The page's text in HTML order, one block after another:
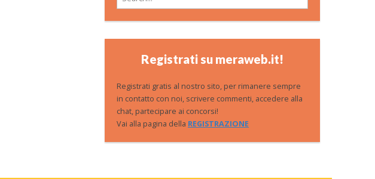
Registrati su meraweb.it!
Registrati gratis al nostro sito, per rimanere sempre
in contatto con noi, scrivere commenti, accedere alla
chat, partecipare ai concorsi!
Vai alla pagina della REGISTRAZIONE